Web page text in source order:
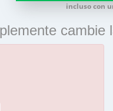
incluso con